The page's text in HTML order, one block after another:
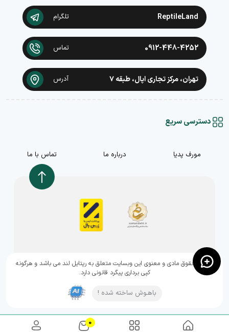
0
ReptileLand تلگرام
0912-448-4252 تماس
تهران، مرکز تجاری اپال، طبقه ۷ آدرس
دسترسی سریع
مورف پدیا درباره ما تماس با ما
,تمامی حقوق مادی و معنوی این وبسایت متعلق به رپتایل لند می باشد و هرگونه
کپی برداری پیگرد قانونی دارد.
باهـوش ساخته شده !